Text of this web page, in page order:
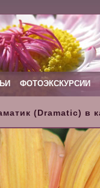
ФОТОЭКСКУРСИИ
(Dramatic) в